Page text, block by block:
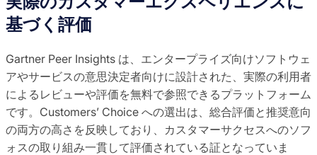
基づく評価
Gartner Peer Insights は、エンタープライズ向けソフトウェ
アやサービスの意思決定者向けに設計された、実際の利用者
によるレビューや評価を無料で参照できるプラットフォーム
です。Customers’ Choice への選出は、総合評価と推奨意向
の両方の高さを反映しており、カスタマーサクセスへのソフ
ォスの取り組み一貫して評価されている証となっていま